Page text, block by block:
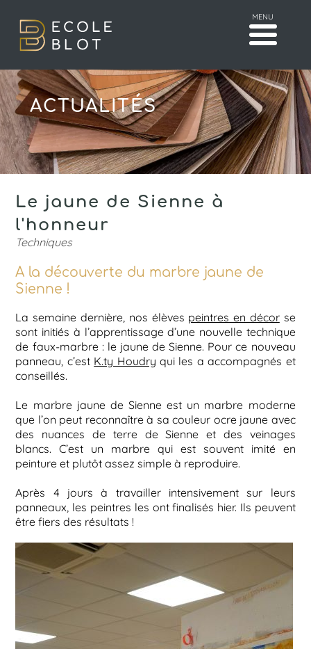
MENU
ACTUALITÉS
Le jaune de Sienne à
l'honneur
Techniques
A la découverte du marbre jaune de
Sienne !
La semaine dernière, nos élèves peintres en décorse
sont initiés à l’apprentissage d’une nouvelle technique
de faux-marbre : le jaune de Sienne. Pour ce nouveau
panneau, c’est K.ty Houdry qui les a accompagnés et
conseillés.
Le marbre jaune de Sienne est un marbre moderne
que l’on peut reconnaître à sa couleur ocre jaune avec
des nuances de terre de Sienne et des veinages
blancs. C’est un marbre qui est souvent imité en
peinture et plutôt assez simple à reproduire.
Après 4 jours à travailler intensivement sur leurs
panneaux, les peintres les ont finalisés hier. Ils peuvent
être fiers des résultats !